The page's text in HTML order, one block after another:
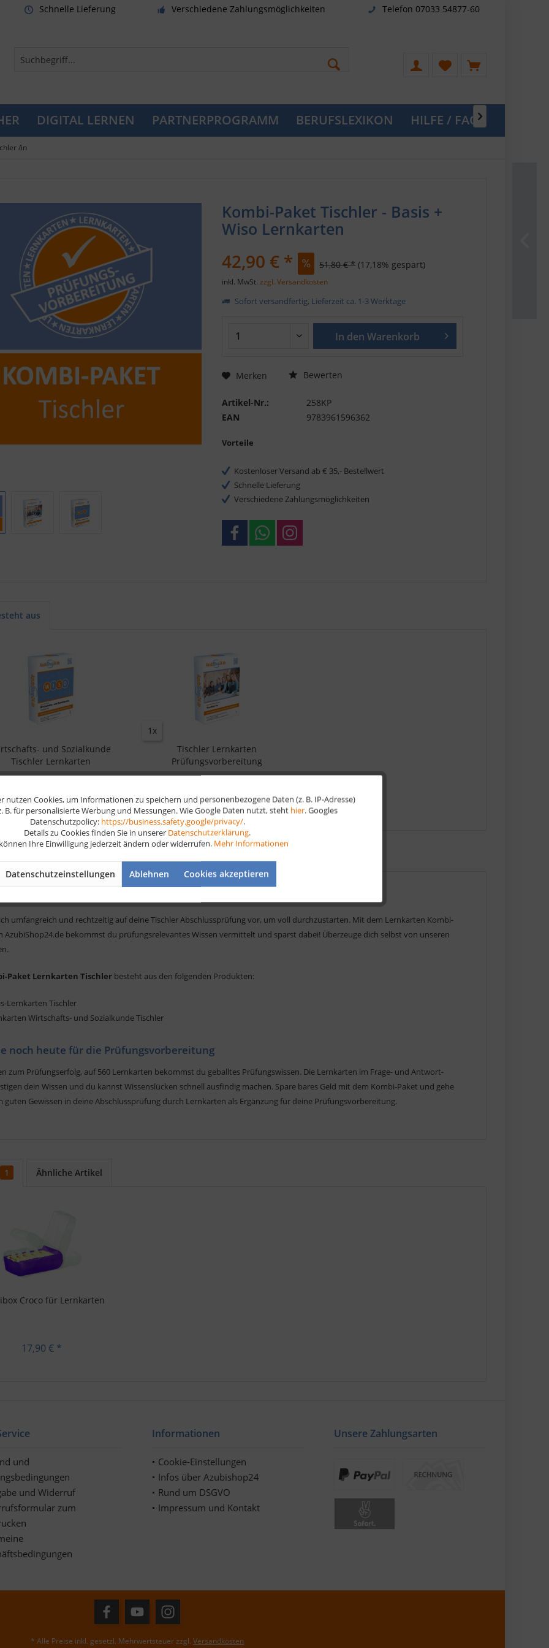
Schnelle Lieferung Verschiedene Zahlungsmöglichkeiten Telefon 07033 54877-60
DIGITAL LERNEN PARTNERPROGRAMM BERUFSLEXIKON HILFE / FAQ
/in
Kombi-Paket Tischler - Basis +
Wiso Lernkarten
42,90 € * 51,80 € * (17,18% gespart)
inkl. MwSt.zzgl. Versandkosten
Sofort versandfertig, Lieferzeit ca. 1-3 Werktage
In den Warenkorb
Merken Bewerten
Artikel-Nr.:
258KP
EAN
9783961596362
Vorteile
Kostenloser Versand ab € 35,- Bestellwert
Schnelle Lieferung
Verschiedene Zahlungsmöglichkeiten
aus
und Sozialkunde
Tischler Lernkarten
25,90 € *
1x
Tischler Lernkarten
Prüfungsvorbereitung
25,90 € *
umfangreich und rechtzeitig auf deine Tischler Abschlussprüfung vor, um voll durchzustarten. Mit dem Lernkarten Kombi-
AzubiShop24.de bekommst du prüfungsrelevantes Wissen vermittelt und sparst dabei! Überzeuge dich selbst von unseren
Paket Lernkarten Tischler besteht aus den folgenden Produkten:
Lernkarten Tischler
Wirtschafts- und Sozialkunde Tischler
noch heute für die Prüfungsvorbereitung
zum Prüfungserfolg, auf 560 Lernkarten bekommst du geballtes Prüfungswissen. Die Lernkarten im Frage- und Antwort-
dein Wissen und du kannst Wissenslücken schnell ausfindig machen. Spare bares Geld mit dem Kombi-Paket und gehe
guten Gewissen in deine Abschlussprüfung durch Lernkarten als Ergänzung für deine Prüfungsvorbereitung.
1 Ähnliche Artikel
Croco für Lernkarten
17,90 € *
und
und Widerruf
zum
Informationen
Cookie-Einstellungen
Infos über Azubishop24
Rund um DSGVO
Impressum und Kontakt
Unsere Zahlungsarten
* Alle Preise inkl. gesetzl. Mehrwertsteuer zzgl. Versandkosten
Aktiv
nutzen Cookies, um Informationen zu speichern und personenbezogene Daten (z. B. IP-Adresse)
B. für personalisierte Werbung und Messungen. Wie Google Daten nutzt, steht hier. Googles
Datenschutzpolicy: https://business.safety.google/privacy/.
Details zu Cookies finden Sie in unserer Datenschutzerklärung.
Ihre Einwilligung jederzeit ändern oder widerrufen. Mehr Informationen
Datenschutzeinstellungen Ablehnen Cookies akzeptieren